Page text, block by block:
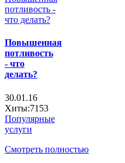
Повышенная
потливость
- что
делать?
30.01.16
Хиты:7153
Популярные
услуги
Смотреть полностью